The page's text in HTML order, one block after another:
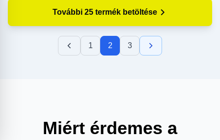
További 25 termék betöltése
1 2 3
Miért érdemes a